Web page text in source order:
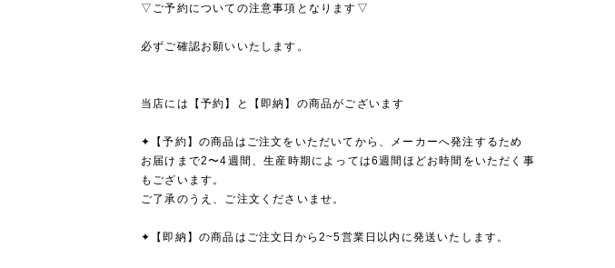
▽ご予約についての注意事項となります▽
必ずご確認お願いいたします。
当店には【予約】と【即納】の商品がございます
✦【予約】の商品はご注文をいただいてから、メーカーへ発注するため
お届けまで2〜4週間、生産時期によっては6週間ほどお時間をいただく事
もございます。
ご了承のうえ、ご注文くださいませ。
✦【即納】の商品はご注文日から2~5営業日以内に発送いたします。